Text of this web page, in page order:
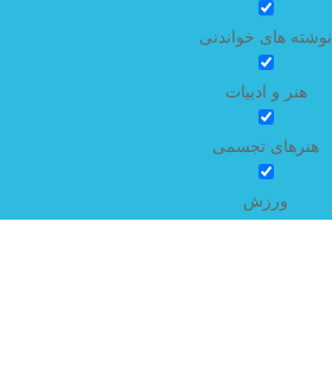
نوشته های خواندنی
هنر و ادبیات
هنرهای تجسمی
ورزش